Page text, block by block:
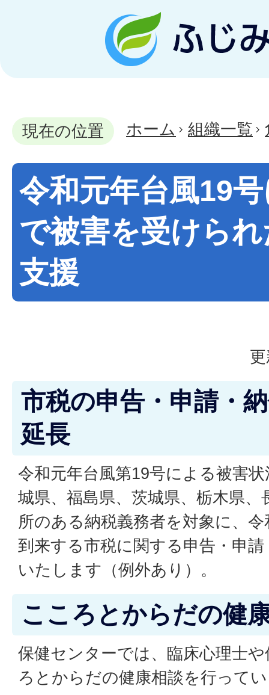
現在の位置 ホーム 組織一覧
令和元年台風19
で被害を受けら
支援
市税の申告・申請・
延長
令和元年台風第19号による被害
城県、福島県、茨城県、栃木県
所のある納税義務者を対象に、
到来する市税に関する申告・申
いたします（例外あり）。
こころとからだの健
保健センターでは、臨床心理士
ろとからだの健康相談を行って